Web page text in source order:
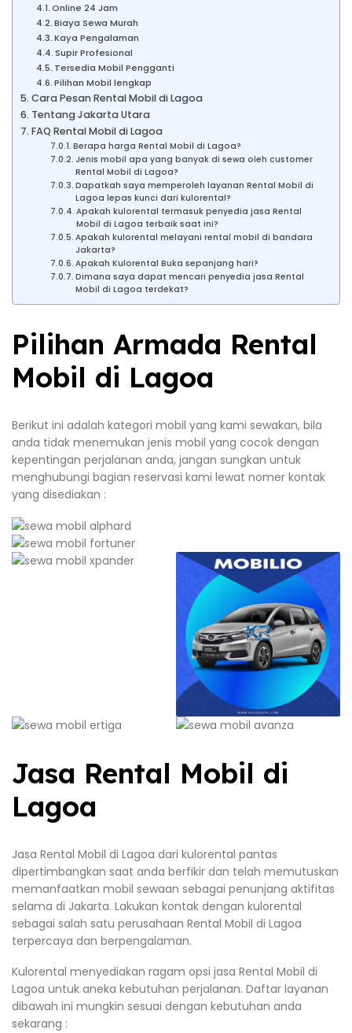
Online 24 Jam
Biaya Sewa Murah
Kaya Pengalaman
Supir Profesional
Tersedia Mobil Pengganti
Pilihan Mobil lengkap
Cara Pesan Rental Mobil di Lagoa
Tentang Jakarta Utara
FAQ Rental Mobil di Lagoa
Berapa harga Rental Mobil di Lagoa?
Jenis mobil apa yang banyak di sewa oleh customer
Rental Mobil di Lagoa?
Dapatkah saya memperoleh layanan Rental Mobil di
Lagoa lepas kunci dari kulorental?
Apakah kulorental termasuk penyedia jasa Rental
Mobil di Lagoa terbaik saat ini?
Apakah kulorental melayani rental mobil di bandara
Jakarta?
Apakah Kulorental Buka sepanjang hari?
Dimana saya dapat mencari penyedia jasa Rental
Mobil di Lagoa terdekat?
Pilihan Armada Rental
Mobil di Lagoa
Berikut ini adalah kategori mobil yang kami sewakan, bila
anda tidak menemukan jenis mobil yang cocok dengan
kepentingan perjalanan anda, jangan sungkan untuk
menghubungi bagian reservasi kami lewat nomer kontak
yang disediakan :
Jasa Rental Mobil di
Lagoa
Jasa Rental Mobil di Lagoa dari kulorental pantas
dipertimbangkan saat anda berfikir dan telah memutuskan
memanfaatkan mobil sewaan sebagai penunjang aktifitas
selama di Jakarta. Lakukan kontak dengan kulorental
sebagai salah satu perusahaan Rental Mobil di Lagoa
terpercaya dan berpengalaman.
Kulorental menyediakan ragam opsi jasa Rental Mobil di
Lagoa untuk aneka kebutuhan perjalanan. Daftar layanan
dibawah ini mungkin sesuai dengan kebutuhan anda
sekarang :